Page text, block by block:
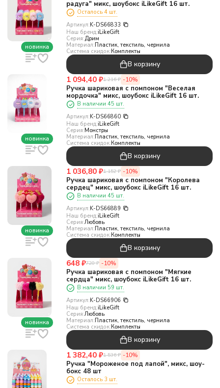
новинка
радуга" микс, шоубокс iLikeGift 16 шт.
Осталось 4 шт.
Артикул:K-DS66833
Наш бренд:iLikeGift
Серия:Дрим
Материал:Пластик, текстиль, чернила
Система скидок:Комплекты
В корзину
новинка
1 094,40 ₽1 216 ₽ -10%
Ручка шариковая с помпоном "Веселая
мордочка" микс, шоубокс iLikeGift 16 шт.
В наличии 45 шт.
Артикул:K-DS66860
Наш бренд:iLikeGift
Серия:Монстры
Материал:Пластик, текстиль, чернила
Система скидок:Комплекты
В корзину
новинка
1 036,80 ₽1 152 ₽ -10%
Ручка шариковая с помпоном "Королева
сердец" микс, шоубокс iLikeGift 16 шт.
В наличии 45 шт.
Артикул:K-DS66889
Наш бренд:iLikeGift
Серия:Любовь
Материал:Пластик, текстиль, чернила
Система скидок:Комплекты
В корзину
новинка
648 ₽720 ₽ -10%
Ручка шариковая с помпоном "Мягкие
сердца" микс, шоубокс iLikeGift 16 шт.
В наличии 59 шт.
Артикул:K-DS66906
Наш бренд:iLikeGift
Серия:Любовь
Материал:Пластик, текстиль, чернила
Система скидок:Комплекты
В корзину
1 382,40 ₽1 536 ₽ -10%
Ручка "Мороженое под лапой", микс, шоу-
бокс 48 шт
Осталось 3 шт.